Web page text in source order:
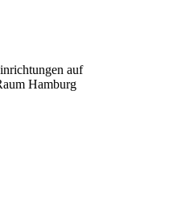
auf
Hamburg